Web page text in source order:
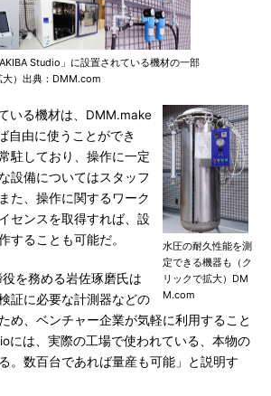
Studio」に設置されている機材の一部
大）出典：DMM.com
水圧の耐久性能を測
定できる機器も（ク
リックで拡大）DM
M.com
いる機材は、DMM.make
自由に使うことができ
駐しており、操作に一定
設備についてはスタッフ
た、操作に関するワーク
センスを取得すれば、設
することも可能だ。
を務める岩佐琢磨氏は
証に必要な計測器などの
め、ベンチャー企業が気軽に利用すること
には、実際の工場で使われている、本物の
。数百台であれば量産も可能」と説明す